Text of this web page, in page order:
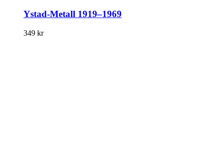
Ystad-Metall 1919–1969
349 kr